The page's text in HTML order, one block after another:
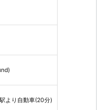
より自動車(20分)